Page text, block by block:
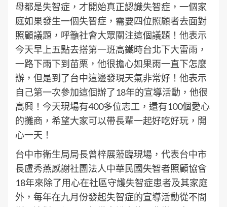
母都是失智症，才開始真正認識失智症，一個家
庭如果發生一個失智症，需要四位照顧者去面對
照顧議題，呼籲社會大眾關注這個議題！他表示
今天早上五點去搭第一班高鐵時台北下大雷雨，
一路下雨下到苗栗，他很擔心如果雨一直下怎麼
辦，但是到了台中這邊發現天氣非常好！他表示
自己第一次參加這個辦了18年的宣導活動，他很
高興！今天現場有400多位志工，還有100個愛心
的攤商，希望大家可以帶長輩一起好吃好玩，開
心一天！
台中市衛生局局長曾梓展蒞臨現場，代表台中市
長盧秀燕感謝社團法人中華民國失智者照顧協會
18年來除了用心在社區守護失智症患者及其家庭
外，每年在九月份發起失智症的宣導活動從不間